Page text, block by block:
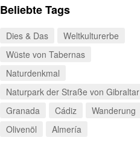
Beliebte Tags
Dies & Das
Weltkulturerbe
Wüste von Tabernas
Naturdenkmal
Naturpark der Straße von Gibraltar
Granada
Cádiz
Wanderung
Olivenöl
Almería